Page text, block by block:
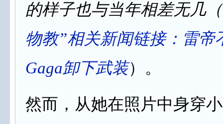
的样子也与当年相差无几
物教”相关新闻链接： 雷帝
Gaga卸下武装）。
然而，从她在照片中身穿